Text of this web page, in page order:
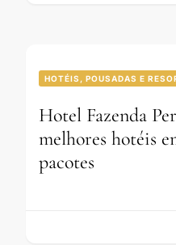
HOTÉIS, POUSADAS E
Hotel Fazenda
melhores hotéis
pacotes